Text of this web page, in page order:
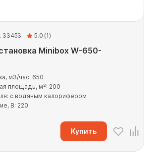
33453 5.0 (1)
Minibox W-650-
м3/час: 650
площадь, м²: 200
с водяным калорифером
В: 220
Купить